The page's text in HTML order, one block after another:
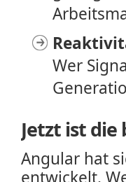
Wer
Jetzt ist
Angular hat
entwickelt.